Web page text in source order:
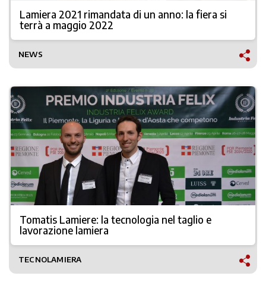
Lamiera 2021 rimandata di un anno: la fiera si
terrà a maggio 2022
NEWS
Tomatis Lamiere: la tecnologia nel taglio e
lavorazione lamiera
TECNOLAMIERA